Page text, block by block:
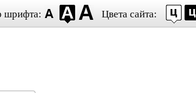
шрифта: Цвета сайта: